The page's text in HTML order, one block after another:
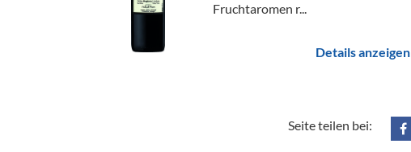
Fruchtaromen r...
Details anzeigen
Seite teilen bei: